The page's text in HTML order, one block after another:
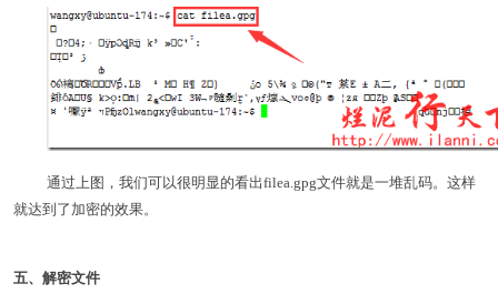
通过上图，我们可以很明显的看出filea.gpg文件就是一堆乱码。这样
就达到了加密的效果。
五、解密文件